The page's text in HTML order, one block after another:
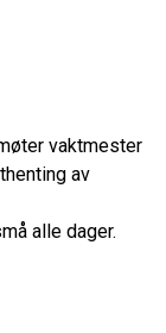
vaktmester
av
alle dager.